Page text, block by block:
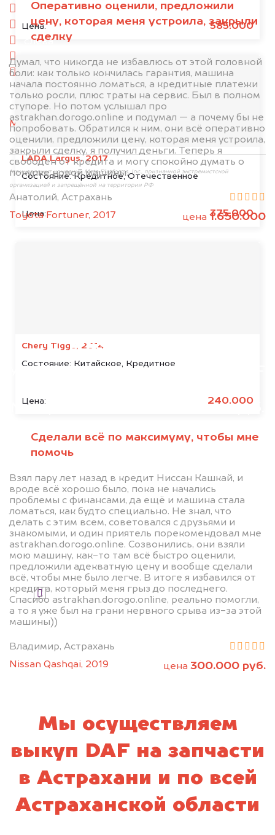
Цена: 585.000
LADA Largus, 2017
Состояние:Кредитное, Отечественное
Цена: 375.000
Chery Tiggo, 2014
Состояние: Китайское, Кредитное
Цена: 240.000
Оперативно оценили, предложили
цену, которая меня устроила, закрыли
сделку
Думал, что никогда не избавлюсь от этой головной
боли: как только кончилась гарантия, машина
начала постоянно ломаться, а кредитные платежи
только росли, плюс траты на сервис. Был в полном
ступоре. Но потом услышал про
astrakhan.dorogo.online и подумал — а почему бы не
попробовать. Обратился к ним, они всё оперативно
оценили, предложили цену, которая меня устроила,
закрыли сделку, я получил деньги. Теперь я
свободен от кредита и могу спокойно думать о
покупке новой машины.
Анатолий, Астрахань
Toyota Fortuner, 2017
цена 1.650.000
Сделали всё по максимуму, чтобы мне
помочь
Взял пару лет назад в кредит Ниссан Кашкай, и
вроде всё хорошо было, пока не начались
проблемы с финансами, да ещё и машина стала
ломаться, как будто специально. Не знал, что
делать с этим всем, советовался с друзьями и
знакомыми, и один приятель порекомендовал мне
astrakhan.dorogo.online. Созвонились, они взяли
мою машину, как-то там всё быстро оценили,
предложили адекватную цену и вообще сделали
всё, чтобы мне было легче. В итоге я избавился от
кредита, который меня грыз до последнего.
Спасибо astrakhan.dorogo.online, реально помогли,
а то я уже был на грани нервного срыва из-за этой
машины))
Владимир, Астрахань
Nissan Qashqai, 2019
цена 300.000 руб.
спереди
сзади
слева
справа
салон
2. Отправьте фотографии на номер
+79584983298 по WhatsApp*,
в мессенджер
MAX или на электронную почту
info@dorogo.online
*принадлежит компании Meta Platforms, Inc., признанной экстремистской
организацией и запрещённой на территории РФ
БЕСПЛАТНО
Узнайте стоимость автомобиля DAF
Мы купим ваше авто на 20.000 руб.
автоаукционах.
Узнать стоимость
Я даю согласие на обработку своих
персональных данных и соглашаюсь с
политикой конфиденциальности
Мы осуществляем
выкуп DAF на запчасти
в Астрахани и по всей
Астраханской области